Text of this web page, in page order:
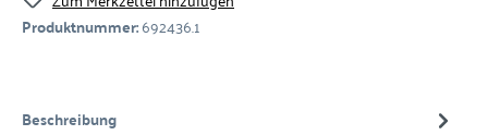
Produktnummer:692436.1
Beschreibung